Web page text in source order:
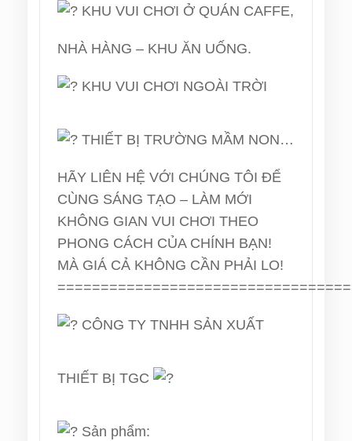
KHU VUI CHƠI Ở QUÁN CAFFE,
NHÀ HÀNG – KHU ĂN UỐNG.
KHU VUI CHƠI NGOÀI TRỜI
THIẾT BỊ TRƯỜNG MẦM NON…
HÃY LIÊN HỆ VỚI CHÚNG TÔI ĐỂ
CÙNG SÁNG TẠO – LÀM MỚI
KHÔNG GIAN VUI CHƠI THEO
PHONG CÁCH CỦA CHÍNH BẠN!
MÀ GIÁ CẢ KHÔNG CẦN PHẢI LO!
CÔNG TY TNHH SẢN XUẤT
THIẾT BỊ TGC
Sản phẩm: